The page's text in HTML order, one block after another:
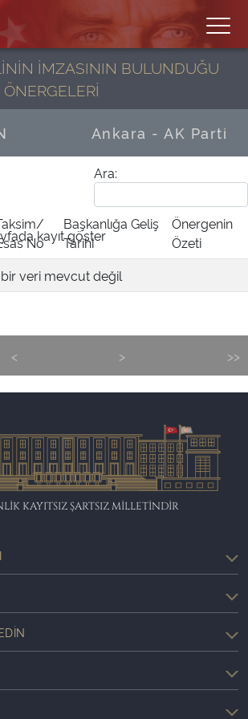
İMZASININ BULUNDUĞU
Ankara - AK Parti
Ara:
kayıt göster
No
Başkanlığa Geliş
Tarihi
Önergenin
Özeti
veri mevcut değil
< > >>
KAYITSIZ ŞARTSIZ MİLLETİNDİR